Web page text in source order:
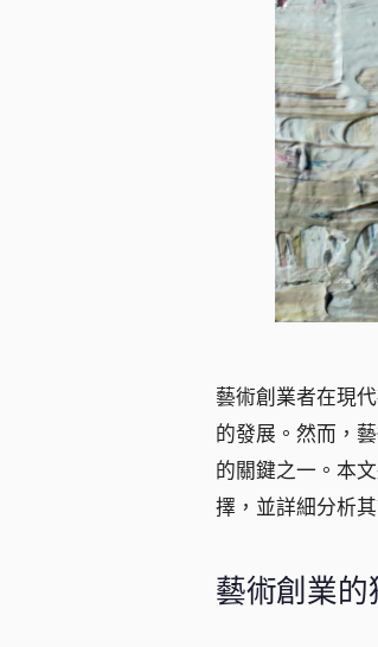
藝術創業者在現
的發展。然而，
的關鍵之一。本
擇，並詳細分析
藝術創業的